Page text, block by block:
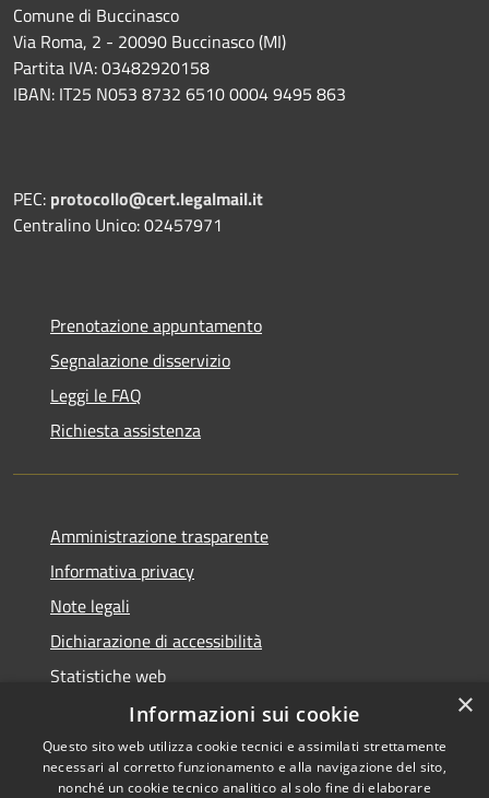
Comune di Buccinasco
Via Roma, 2 - 20090 Buccinasco (MI)
Partita IVA: 03482920158
IBAN: IT25 N053 8732 6510 0004 9495 863
PEC: protocollo@cert.legalmail.it
Centralino Unico: 02457971
Prenotazione appuntamento
Segnalazione disservizio
Leggi le FAQ
Richiesta assistenza
Amministrazione trasparente
Informativa privacy
Note legali
Dichiarazione di accessibilità
Statistiche web
Copyright © 2026 • Comune di
×
Informazioni sui cookie
Questo sito web utilizza cookie tecnici e assimilati strettamente
necessari al corretto funzionamento e alla navigazione del sito,
nonché un cookie tecnico analitico al solo fine di elaborare